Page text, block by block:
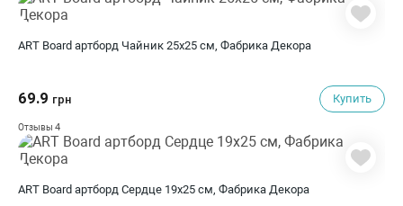
ART Board артборд Чайник 25х25 см, Фабрика Декора
69.9 грн Купить
Отзывы 4
ART Board артборд Сердце 19х25 см, Фабрика Декора